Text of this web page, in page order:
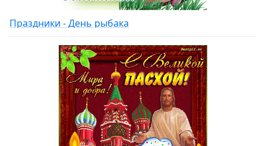
Праздники - День рыбака